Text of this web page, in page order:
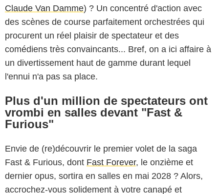
Claude Van Damme) ? Un concentré d'action avec
des scènes de course parfaitement orchestrées qui
procurent un réel plaisir de spectateur et des
comédiens très convaincants... Bref, on a ici affaire à
un divertissement haut de gamme durant lequel
l'ennui n'a pas sa place.
Plus d'un million de spectateurs ont
vrombi en salles devant "Fast &
Furious"
Envie de (re)découvrir le premier volet de la saga
Fast & Furious, dont Fast Forever, le onzième et
dernier opus, sortira en salles en mai 2028 ? Alors,
accrochez-vous solidement à votre canapé et